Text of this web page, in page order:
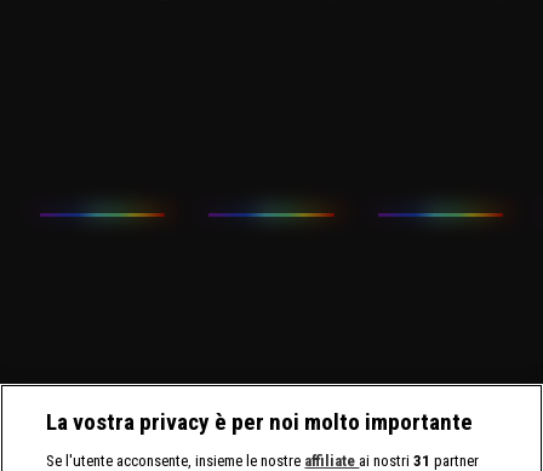
La vostra privacy è per noi molto importante
Se l'utente acconsente, insieme le nostre affiliate ai nostri31 partner